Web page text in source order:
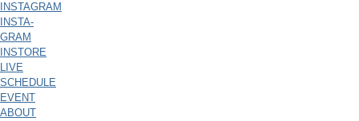
INSTAGRAM
INSTA-
GRAM
INSTORE
LIVE
SCHEDULE
EVENT
ABOUT